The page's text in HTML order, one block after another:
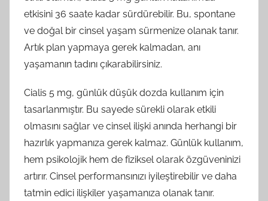
etkisini 36 saate kadar sürdürebilir. Bu, spontane
ve doğal bir cinsel yaşam sürmenize olanak tanır.
Artık plan yapmaya gerek kalmadan, anı
yaşamanın tadını çıkarabilirsiniz.
Cialis 5 mg, günlük düşük dozda kullanım için
tasarlanmıştır. Bu sayede sürekli olarak etkili
olmasını sağlar ve cinsel ilişki anında herhangi bir
hazırlık yapmanıza gerek kalmaz. Günlük kullanım,
hem psikolojik hem de fiziksel olarak özgüveninizi
artırır. Cinsel performansınızı iyileştirebilir ve daha
tatmin edici ilişkiler yaşamanıza olanak tanır.